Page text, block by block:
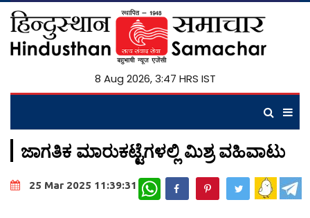
8 Aug 2026, 3:47 HRS IST
ಜಾಗತಿಕ ಮಾರುಕಟ್ಟೆಗಳಲ್ಲಿ ಮಿಶ್ರ ವಹಿವಾಟು
25 Mar 2025 11:39:31 WhatsApp